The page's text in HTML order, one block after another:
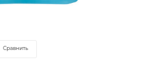
Сравнить